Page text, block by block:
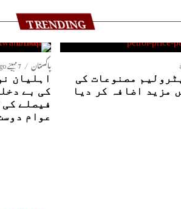
TRENDING
مصنوعات کی
مزید اضافہ کر دیا
پاکستان 7 مہینے ago
اہلیان
کی بے
فیصلے کی
عوام